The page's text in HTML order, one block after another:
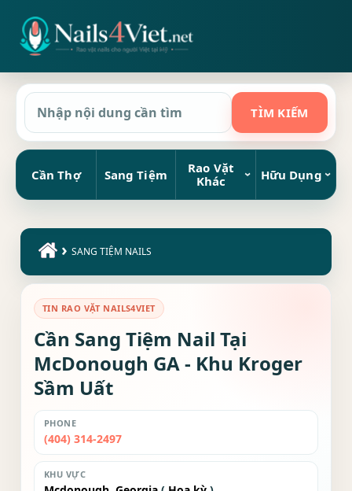
Cần Thợ Sang Tiệm
Rao Vặt
Khác
Hữu Dụng
› SANG TIỆM NAILS
TIN RAO VẶT NAILS4VIET
Cần Sang Tiệm Nail Tại
McDonough GA - Khu Kroger
Sầm Uất
PHONE
(404) 314-2497
KHU VỰC